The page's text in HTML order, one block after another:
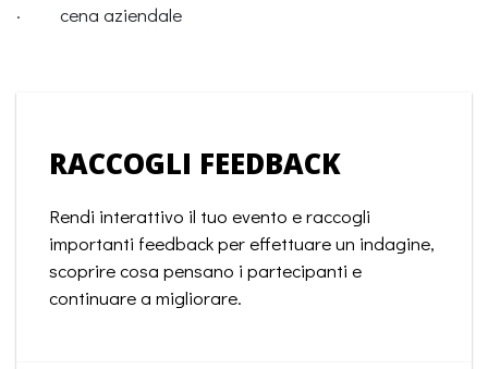
· cena aziendale
RACCOGLI FEEDBACK
Rendi interattivo il tuo evento e raccogli
importanti feedback per effettuare un indagine,
scoprire cosa pensano i partecipanti e
continuare a migliorare.